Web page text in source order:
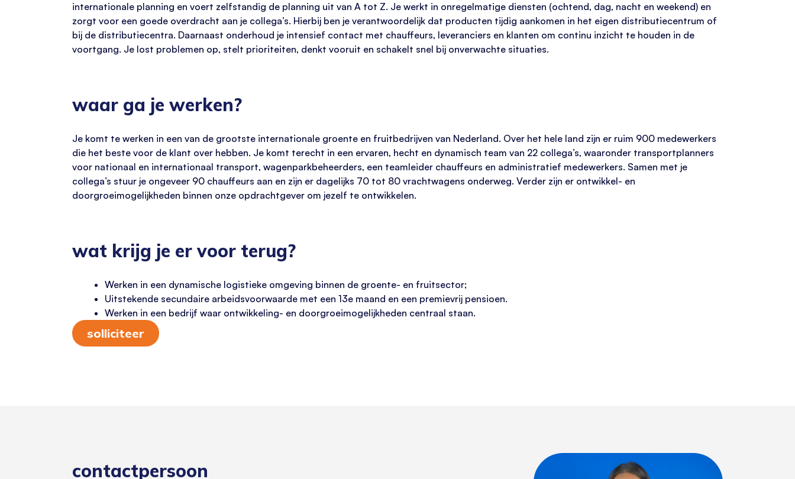
internationale planning en voert zelfstandig de planning uit van A tot Z. Je werkt in onregelmatige diensten (ochtend, dag, nacht en weekend) en
zorgt voor een goede overdracht aan je collega’s. Hierbij ben je verantwoordelijk dat producten tijdig aankomen in het eigen distributiecentrum of
bij de distributiecentra. Daarnaast onderhoud je intensief contact met chauffeurs, leveranciers en klanten om continu inzicht te houden in de
voortgang. Je lost problemen op, stelt prioriteiten, denkt vooruit en schakelt snel bij onverwachte situaties.
waar ga je werken?
Je komt te werken in een van de grootste internationale groente en fruitbedrijven van Nederland. Over het hele land zijn er ruim 900 medewerkers
die het beste voor de klant over hebben. Je komt terecht in een ervaren, hecht en dynamisch team van 22 collega’s, waaronder transportplanners
voor nationaal en internationaal transport, wagenparkbeheerders, een teamleider chauffeurs en administratief medewerkers. Samen met je
collega’s stuur je ongeveer 90 chauffeurs aan en zijn er dagelijks 70 tot 80 vrachtwagens onderweg. Verder zijn er ontwikkel- en
doorgroeimogelijkheden binnen onze opdrachtgever om jezelf te ontwikkelen.
wat krijg je er voor terug?
Werken in een dynamische logistieke omgeving binnen de groente- en fruitsector;
Uitstekende secundaire arbeidsvoorwaarde met een 13e maand en een premievrij pensioen.
Werken in een bedrijf waar ontwikkeling- en doorgroeimogelijkheden centraal staan.
solliciteer
contactpersoon